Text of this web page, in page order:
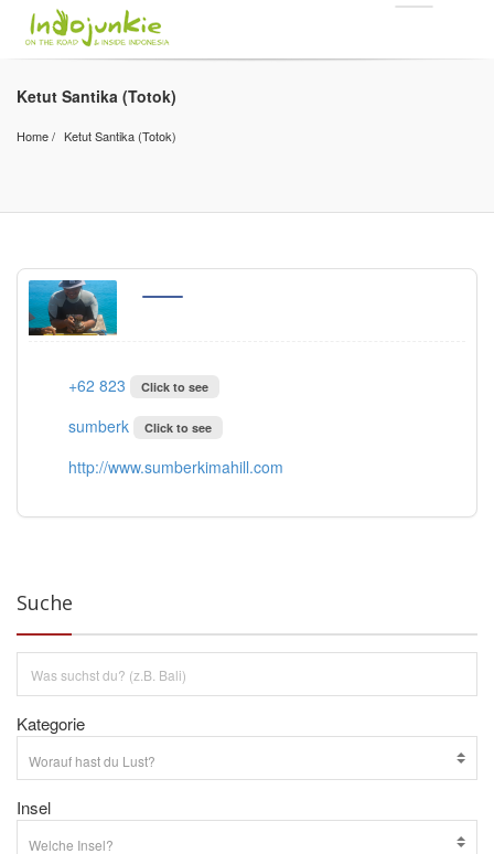
Ketut Santika (Totok)
Home Ketut Santika (Totok)
+62 823 Click to see
sumberk Click to see
http://www.sumberkimahill.com
Suche
Kategorie
Insel